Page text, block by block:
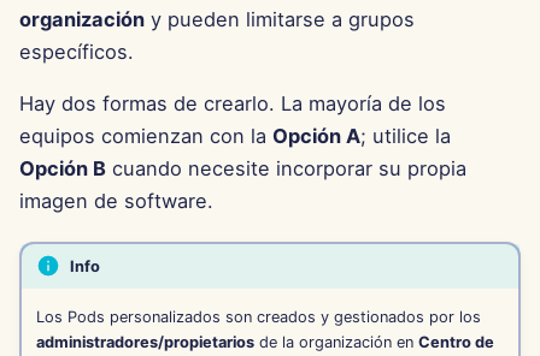
Português
简体中文
繁體中文
o
ú
s
Herramientas Integración de OpenAI
Integración de Together
Dec 12th, 2025
Nov 28th, 2025
Nov 21st, 2025
Nov 14th, 2025
31 de octubre de 2025
organización y pueden limitarse a grupos
específicos.
Hay dos formas de crearlo. La mayoría de los
equipos comienzan con la Opción A; utilice la
Opción B cuando necesite incorporar su propia
imagen de software.
Info
Los Pods personalizados son creados y gestionados por los
administradores/propietariosde la organización en Centro de